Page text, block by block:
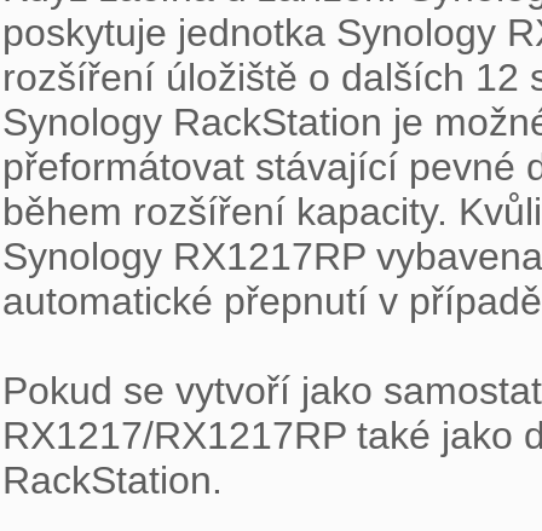
poskytuje jednotka Synology
rozšíření úložiště o dalších 12
Synology RackStation je
přeformátovat stávající pevné
během rozšíření kapacity.
Synology RX1217RP
automatické přepnutí v
Pokud se vytvoří jako
RX1217/RX1217RP také
RackStation.